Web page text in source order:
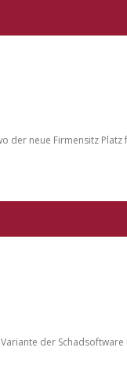
neue Firmensitz
der